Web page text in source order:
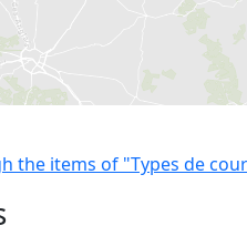
the items of "Types de